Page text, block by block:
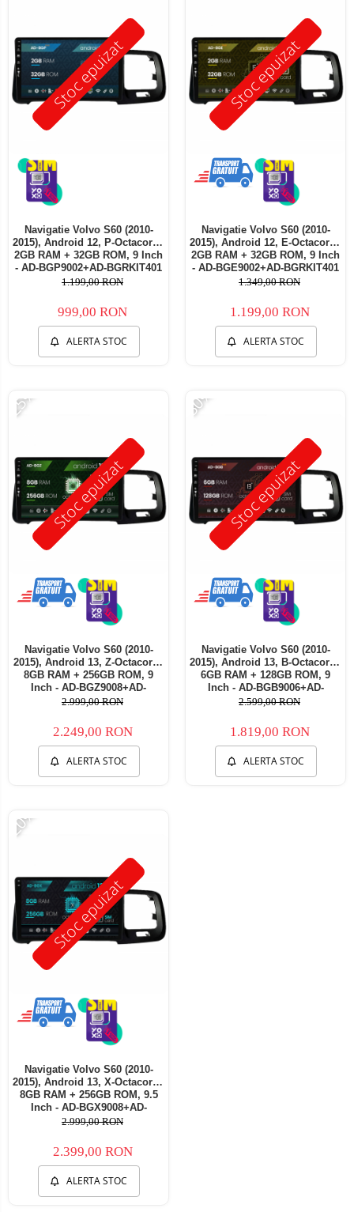
Telefoane mobile Ulefone
Telefoane mobile Unihertz
Telefoane mobile Cubot
Telefoane mobile Blackview
Telefoane mobile OSCAL
Telefoane mobile Fossibot
Telefoane mobile Samsung
Telefoane mobile iSEN
Telefoane mobile HUAWEI
Telefoane mobile iHunt
Telefoane mobile Xiaomi
Telefoane mobile Realme
Telefoane mobile ZTE Nubia
Stoc epuizat
Navigatie Volvo S60 (2010-
2015), Android 12, P-Octacore /
2GB RAM + 32GB ROM, 9 Inch
- AD-BGP9002+AD-BGRKIT401
1.199,00 RON
999,00 RON
ALERTA STOC
Stoc epuizat
Navigatie Volvo S60 (2010-
2015), Android 12, E-Octacore /
2GB RAM + 32GB ROM, 9 Inch
- AD-BGE9002+AD-BGRKIT401
1.349,00 RON
1.199,00 RON
ALERTA STOC
Stoc epuizat
-25%
Navigatie Volvo S60 (2010-
2015), Android 13, Z-Octacore /
8GB RAM + 256GB ROM, 9
Inch - AD-BGZ9008+AD-
BGRKIT401
2.999,00 RON
2.249,00 RON
ALERTA STOC
Stoc epuizat
-30%
Navigatie Volvo S60 (2010-
2015), Android 13, B-Octacore /
6GB RAM + 128GB ROM, 9
Inch - AD-BGB9006+AD-
BGRKIT401
2.599,00 RON
1.819,00 RON
ALERTA STOC
Stoc epuizat
-20%
Navigatie Volvo S60 (2010-
2015), Android 13, X-Octacore /
8GB RAM + 256GB ROM, 9.5
Inch - AD-BGX9008+AD-
BGRKIT401
2.999,00 RON
2.399,00 RON
ALERTA STOC